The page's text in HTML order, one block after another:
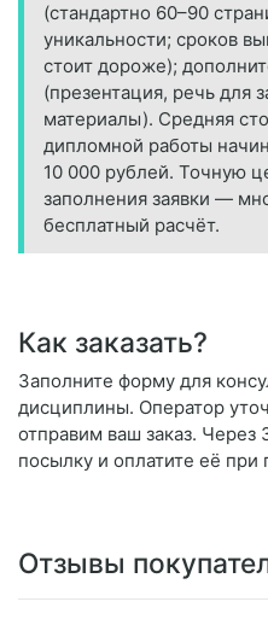
(стандартно 60–90
уникальности; сроков
стоит дороже);
(презентация, речь для
материалы). Средняя
дипломной работы
10 000 рублей. Точную
заполнения заявки —
бесплатный расчёт.
Как заказать?
Заполните форму для
дисциплины. Оператор
отправим ваш заказ. Через
посылку и оплатите её при
Отзывы